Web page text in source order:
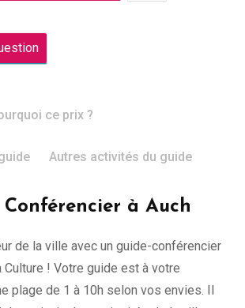
ce prix ?
Autres activités du guide
Conférencier à Auch
de la ville avec un guide-conférencier
! Votre guide est à votre
plage de 1 à 10h selon vos envies. Il